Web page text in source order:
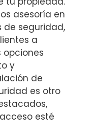
asesoría en
de seguridad,
a
opciones
y
de
es otro
esté